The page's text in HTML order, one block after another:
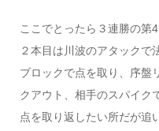
ここでとったら３連勝の第
２本目は川波のアタックで
ブロックで点を取り、序盤
クアウト、相手のスパイク
点を取り返したい所だが追